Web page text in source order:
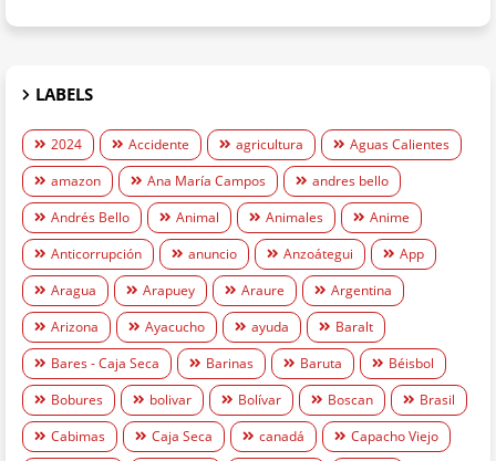
LABELS
2024 Accidente agricultura
Aguas Calientes
amazon
Ana María Campos
andres bello
Andrés Bello
Animal Animales
Anime
Anticorrupción
anuncio Anzoátegui
App
Aragua
Arapuey Araure
Argentina
Arizona
Ayacucho ayuda
Baralt
Bares - Caja Seca
Barinas Baruta
Béisbol
Bobures
bolivar Bolívar Boscan
Brasil
Cabimas
Caja Seca canadá
Capacho Viejo